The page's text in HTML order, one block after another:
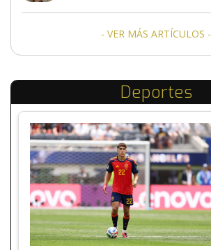
- VER MÁS ARTÍCULOS -
Deportes